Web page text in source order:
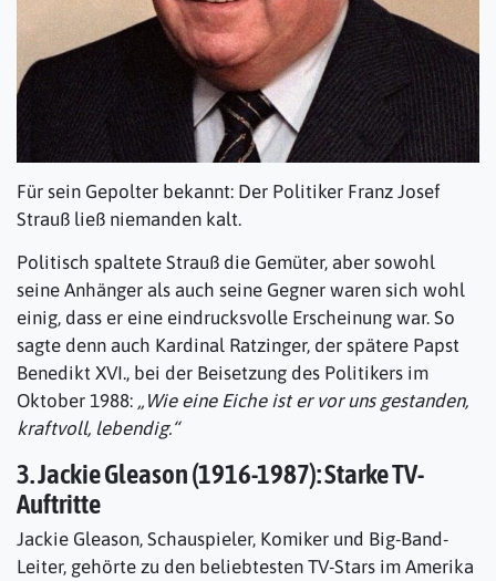
Für sein Gepolter bekannt: Der Politiker Franz Josef
Strauß ließ niemanden kalt.
Politisch spaltete Strauß die Gemüter, aber sowohl
seine Anhänger als auch seine Gegner waren sich wohl
einig, dass er eine eindrucksvolle Erscheinung war. So
sagte denn auch Kardinal Ratzinger, der spätere Papst
Benedikt XVI., bei der Beisetzung des Politikers im
Oktober 1988: „Wie eine Eiche ist er vor uns gestanden,
kraftvoll, lebendig.“
3. Jackie Gleason (1916-1987): Starke TV-
Auftritte
Jackie Gleason, Schauspieler, Komiker und Big-Band-
Leiter, gehörte zu den beliebtesten TV-Stars im Amerika